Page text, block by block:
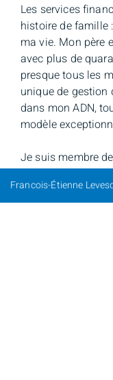
Les services
histoire de famille
ma vie. Mon père
avec plus de
presque tous les
unique de
dans mon ADN,
modèle
Je suis membre
planification
sécurité financière
financiers (AMF)
Francois-Étienne